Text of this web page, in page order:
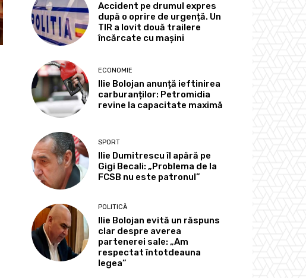
Accident pe drumul expres
după o oprire de urgență. Un
TIR a lovit două trailere
încărcate cu mașini
ECONOMIE
Ilie Bolojan anunță ieftinirea
carburanților: Petromidia
revine la capacitate maximă
SPORT
Ilie Dumitrescu îl apără pe
Gigi Becali: „Problema de la
FCSB nu este patronul”
POLITICĂ
Ilie Bolojan evită un răspuns
clar despre averea
partenerei sale: „Am
respectat întotdeauna
legea”